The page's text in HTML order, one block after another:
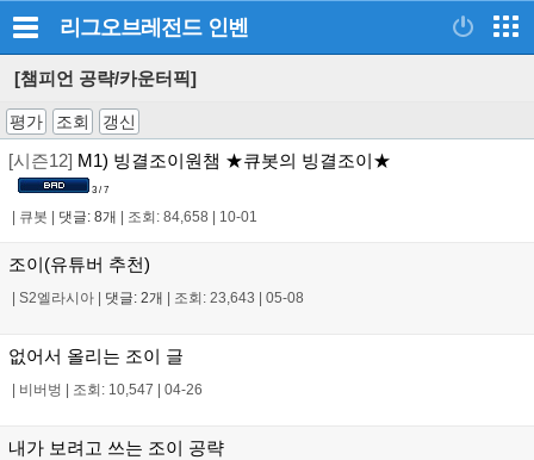
리그오브레전드 인벤
[챔피언 공략/카운터픽]
평가 조회 갱신
[시즌12] M1) 빙결조이원챔 ★큐봇의 빙결조이★
3 / 7
큐봇 댓글: 8개 조회: 84,658 10-01
조이(유튜버 추천)
S2엘라시아 댓글: 2개 조회: 23,643 05-08
없어서 올리는 조이 글
비버벙 조회: 10,547 04-26
내가 보려고 쓰는 조이 공략